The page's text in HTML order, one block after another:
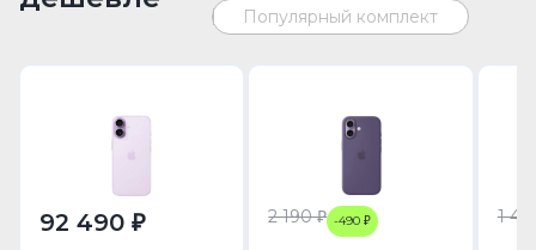
Популярный комплект
92 490 ₽ 2 190 ₽ -490 ₽ 1